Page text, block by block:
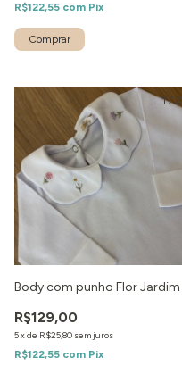
R$122,55 com Pix
1/ 2
Body com punho Flor Jardim
R$129,00
5xde R$25,80 sem juros
R$122,55 com Pix